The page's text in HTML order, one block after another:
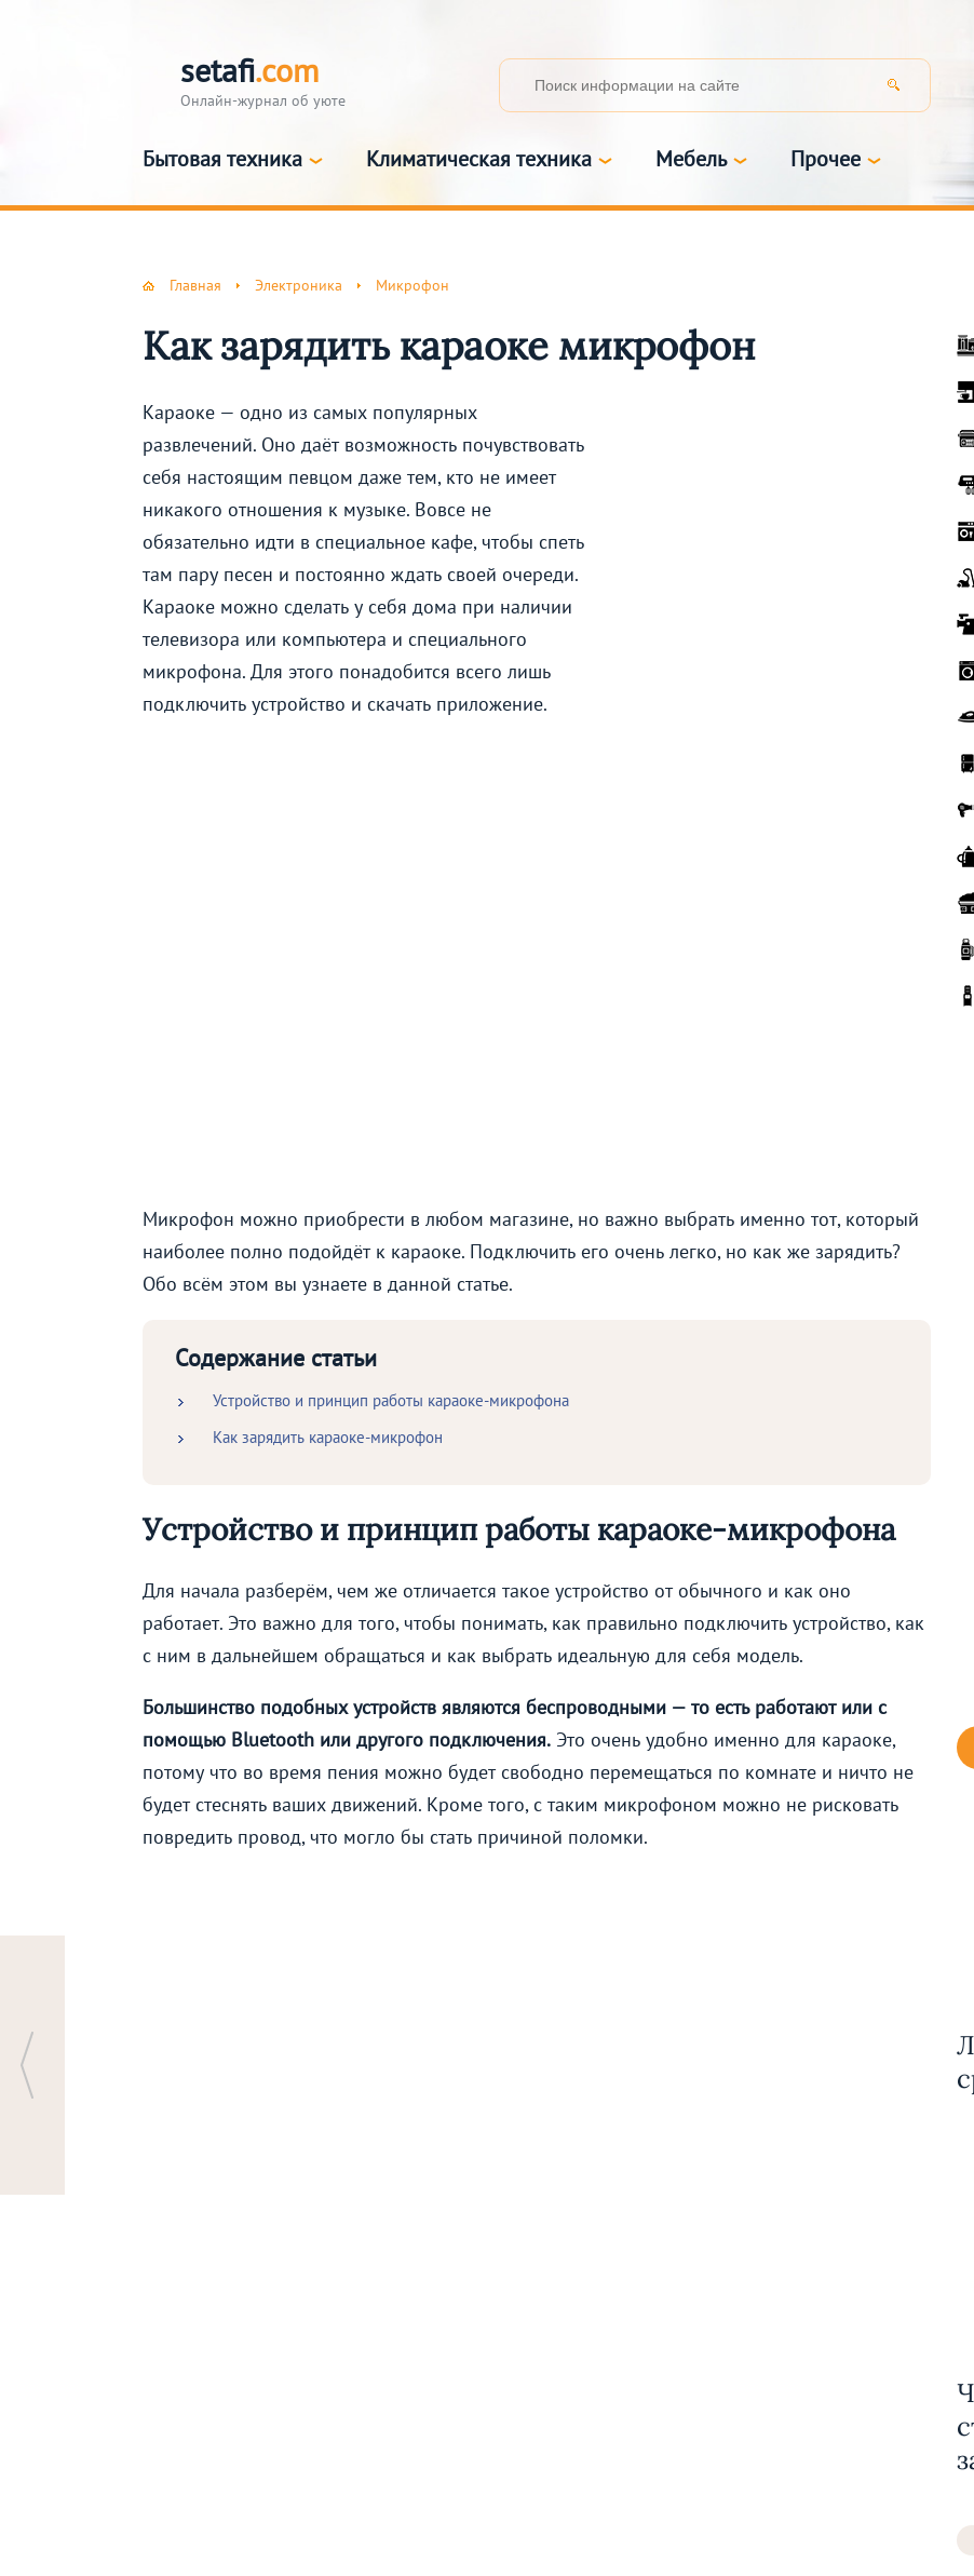
setafi.com
Онлайн-журнал об уюте
Бытовая техника Климатическая техника Мебель Прочее
Главная Электроника Микрофон
Как зарядить караоке микрофон
Караоке — одно из самых популярных
развлечений. Оно даёт возможность почувствовать
себя настоящим певцом даже тем, кто не имеет
никакого отношения к музыке. Вовсе не
обязательно идти в специальное кафе, чтобы спеть
там пару песен и постоянно ждать своей очереди.
Караоке можно сделать у себя дома при наличии
телевизора или компьютера и специального
микрофона. Для этого понадобится всего лишь
подключить устройство и скачать приложение.
Микрофон можно приобрести в любом магазине, но важно выбрать именно тот, который
наиболее полно подойдёт к караоке. Подключить его очень легко, но как же зарядить?
Обо всём этом вы узнаете в данной статье.
Содержание статьи
Устройство и принцип работы караоке-микрофона
Как зарядить караоке-микрофон
Устройство и принцип работы караоке-микрофона
Для начала разберём, чем же отличается такое устройство от обычного и как оно
работает. Это важно для того, чтобы понимать, как правильно подключить устройство, как
с ним в дальнейшем обращаться и как выбрать идеальную для себя модель.
Большинство подобных устройств являются беспроводными — то есть работают или с
помощью Bluetooth или другого подключения. Это очень удобно именно для караоке,
потому что во время пения можно будет свободно перемещаться по комнате и ничто не
будет стеснять ваших движений. Кроме того, с таким микрофоном можно не рисковать
повредить провод, что могло бы стать причиной поломки.